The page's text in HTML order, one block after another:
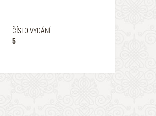
ČÍSLO VYDÁNÍ
5